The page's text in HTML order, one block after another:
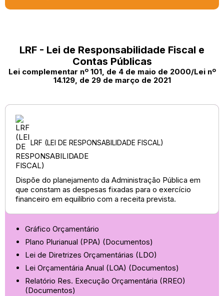
LRF - Lei de Responsabilidade Fiscal e
Contas Públicas
Lei complementar nº 101, de 4 de maio de 2000/Lei nº
14.129, de 29 de março de 2021
LRF (LEI DE RESPONSABILIDADE FISCAL)
Dispõe do planejamento da Administração Pública em
que constam as despesas fixadas para o exercício
financeiro em equilíbrio com a receita prevista.
Gráfico Orçamentário
Plano Plurianual (PPA) (Documentos)
Lei de Diretrizes Orçamentárias (LDO)
Lei Orçamentária Anual (LOA) (Documentos)
Relatório Res. Execução Orçamentária (RREO)
(Documentos)